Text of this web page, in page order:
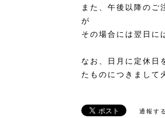
また、午後以降のご
が
その場合には翌日に
なお、日月に定休日
たものにつきまして
通報する